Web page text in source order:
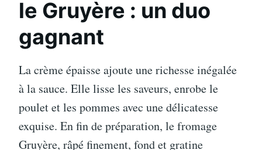
le Gruyère : un duo
gagnant
La crème épaisse ajoute une richesse inégalée
à la sauce. Elle lisse les saveurs, enrobe le
poulet et les pommes avec une délicatesse
exquise. En fin de préparation, le fromage
Gruyère, râpé finement, fond et gratine